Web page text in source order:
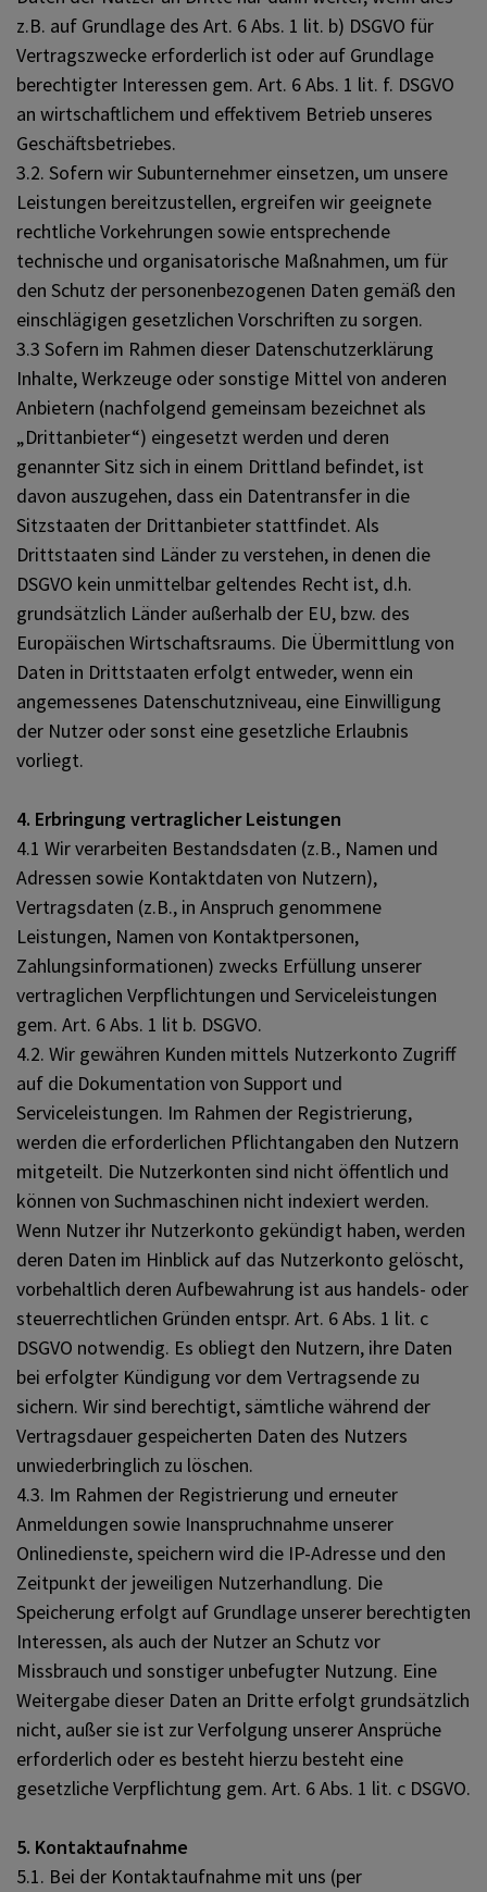
z.B. auf Grundlage des Art. 6 Abs. 1 lit. b) DSGVO für
Vertragszwecke erforderlich ist oder auf Grundlage
berechtigter Interessen gem. Art. 6 Abs. 1 lit. f. DSGVO
an wirtschaftlichem und effektivem Betrieb unseres
Geschäftsbetriebes.
3.2. Sofern wir Subunternehmer einsetzen, um unsere
Leistungen bereitzustellen, ergreifen wir geeignete
rechtliche Vorkehrungen sowie entsprechende
technische und organisatorische Maßnahmen, um für
den Schutz der personenbezogenen Daten gemäß den
einschlägigen gesetzlichen Vorschriften zu sorgen.
3.3 Sofern im Rahmen dieser Datenschutzerklärung
Inhalte, Werkzeuge oder sonstige Mittel von anderen
Anbietern (nachfolgend gemeinsam bezeichnet als
„Drittanbieter“) eingesetzt werden und deren
genannter Sitz sich in einem Drittland befindet, ist
davon auszugehen, dass ein Datentransfer in die
Sitzstaaten der Drittanbieter stattfindet. Als
Drittstaaten sind Länder zu verstehen, in denen die
DSGVO kein unmittelbar geltendes Recht ist, d.h.
grundsätzlich Länder außerhalb der EU, bzw. des
Europäischen Wirtschaftsraums. Die Übermittlung von
Daten in Drittstaaten erfolgt entweder, wenn ein
angemessenes Datenschutzniveau, eine Einwilligung
der Nutzer oder sonst eine gesetzliche Erlaubnis
vorliegt.
4. Erbringung vertraglicher Leistungen
4.1 Wir verarbeiten Bestandsdaten (z.B., Namen und
Adressen sowie Kontaktdaten von Nutzern),
Vertragsdaten (z.B., in Anspruch genommene
Leistungen, Namen von Kontaktpersonen,
Zahlungsinformationen) zwecks Erfüllung unserer
vertraglichen Verpflichtungen und Serviceleistungen
gem. Art. 6 Abs. 1 lit b. DSGVO.
4.2. Wir gewähren Kunden mittels Nutzerkonto Zugriff
auf die Dokumentation von Support und
Serviceleistungen. Im Rahmen der Registrierung,
werden die erforderlichen Pflichtangaben den Nutzern
mitgeteilt. Die Nutzerkonten sind nicht öffentlich und
können von Suchmaschinen nicht indexiert werden.
Wenn Nutzer ihr Nutzerkonto gekündigt haben, werden
deren Daten im Hinblick auf das Nutzerkonto gelöscht,
vorbehaltlich deren Aufbewahrung ist aus handels- oder
steuerrechtlichen Gründen entspr. Art. 6 Abs. 1 lit. c
DSGVO notwendig. Es obliegt den Nutzern, ihre Daten
bei erfolgter Kündigung vor dem Vertragsende zu
sichern. Wir sind berechtigt, sämtliche während der
Vertragsdauer gespeicherten Daten des Nutzers
unwiederbringlich zu löschen.
4.3. Im Rahmen der Registrierung und erneuter
Anmeldungen sowie Inanspruchnahme unserer
Onlinedienste, speichern wird die IP-Adresse und den
Zeitpunkt der jeweiligen Nutzerhandlung. Die
Speicherung erfolgt auf Grundlage unserer berechtigten
Interessen, als auch der Nutzer an Schutz vor
Missbrauch und sonstiger unbefugter Nutzung. Eine
Weitergabe dieser Daten an Dritte erfolgt grundsätzlich
nicht, außer sie ist zur Verfolgung unserer Ansprüche
erforderlich oder es besteht hierzu besteht eine
gesetzliche Verpflichtung gem. Art. 6 Abs. 1 lit. c DSGVO.
5. Kontaktaufnahme
5.1. Bei der Kontaktaufnahme mit uns (per